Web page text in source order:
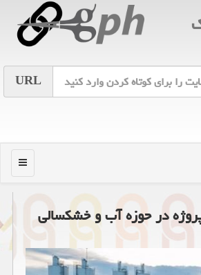
URL
منو
از ۲۱ پروژه در حوزه آب و خشکسالی